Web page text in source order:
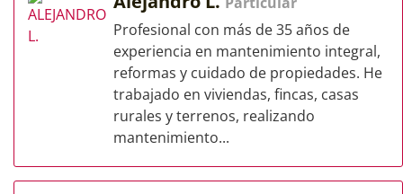
Profesional con más de 35 años de
experiencia en mantenimiento integral,
reformas y cuidado de propiedades. He
trabajado en viviendas, fincas, casas
rurales y terrenos, realizando
mantenimiento...